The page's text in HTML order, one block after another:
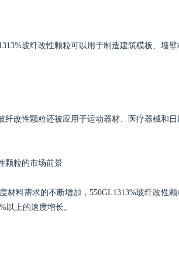
玻纤改性颗粒可以用于制造建筑模板、墙
纤改性颗粒还被应用于运动器材、医疗器械和
颗粒的市场前景
材料需求的不断增加，550GL1313%玻纤改性
以上的速度增长。